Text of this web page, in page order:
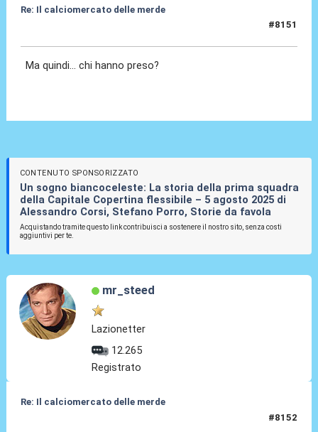
Re: Il calciomercato delle merde
#8151
Ma quindi... chi hanno preso?
CONTENUTO SPONSORIZZATO
Un sogno biancoceleste: La storia della prima squadra
della Capitale Copertina flessibile – 5 agosto 2025 di
Alessandro Corsi, Stefano Porro, Storie da favola
Acquistando tramite questo link contribuisci a sostenere il nostro sito, senza costi
aggiuntivi per te.
mr_steed
Lazionetter
12.265
Registrato
Re: Il calciomercato delle merde
#8152